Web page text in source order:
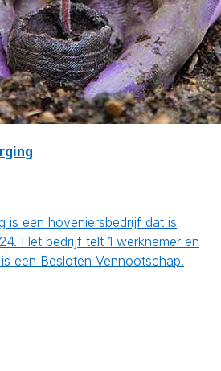
is een hoveniersbedrijf dat is
Het bedrijf telt 1 werknemer en
een Besloten Vennootschap.